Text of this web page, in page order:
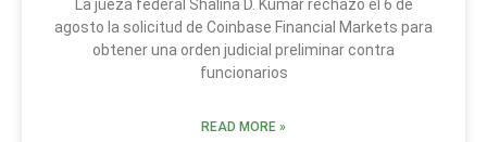
La jueza federal Shalina D. Kumar rechazó el 6 de
agosto la solicitud de Coinbase Financial Markets para
obtener una orden judicial preliminar contra
funcionarios
READ MORE »